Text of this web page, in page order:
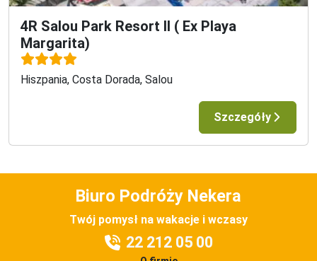
4R Salou Park Resort II ( Ex Playa
Margarita)
Hiszpania, Costa Dorada, Salou
Szczegóły
Biuro Podróży Nekera
Twój pomysł na wakacje i wczasy
22 212 05 00